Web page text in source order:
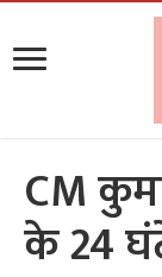
CM
के 24